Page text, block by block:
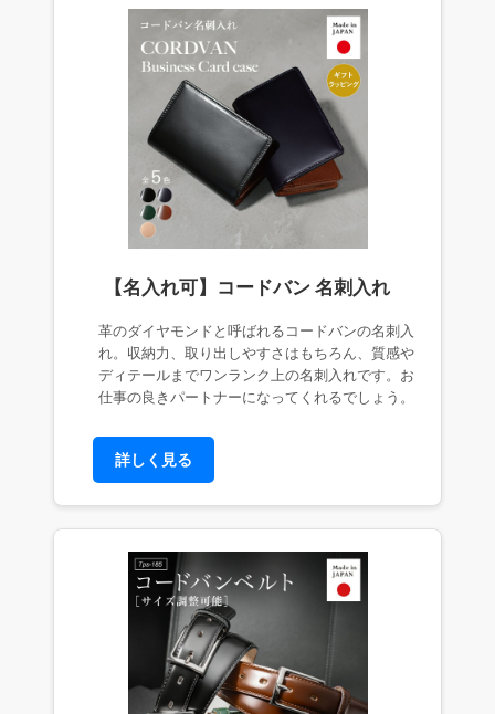
【名入れ可】コードバン 名刺入れ
革のダイヤモンドと呼ばれるコードバンの名刺入
れ。収納力、取り出しやすさはもちろん、質感や
ディテールまでワンランク上の名刺入れです。お
仕事の良きパートナーになってくれるでしょう。
詳しく見る